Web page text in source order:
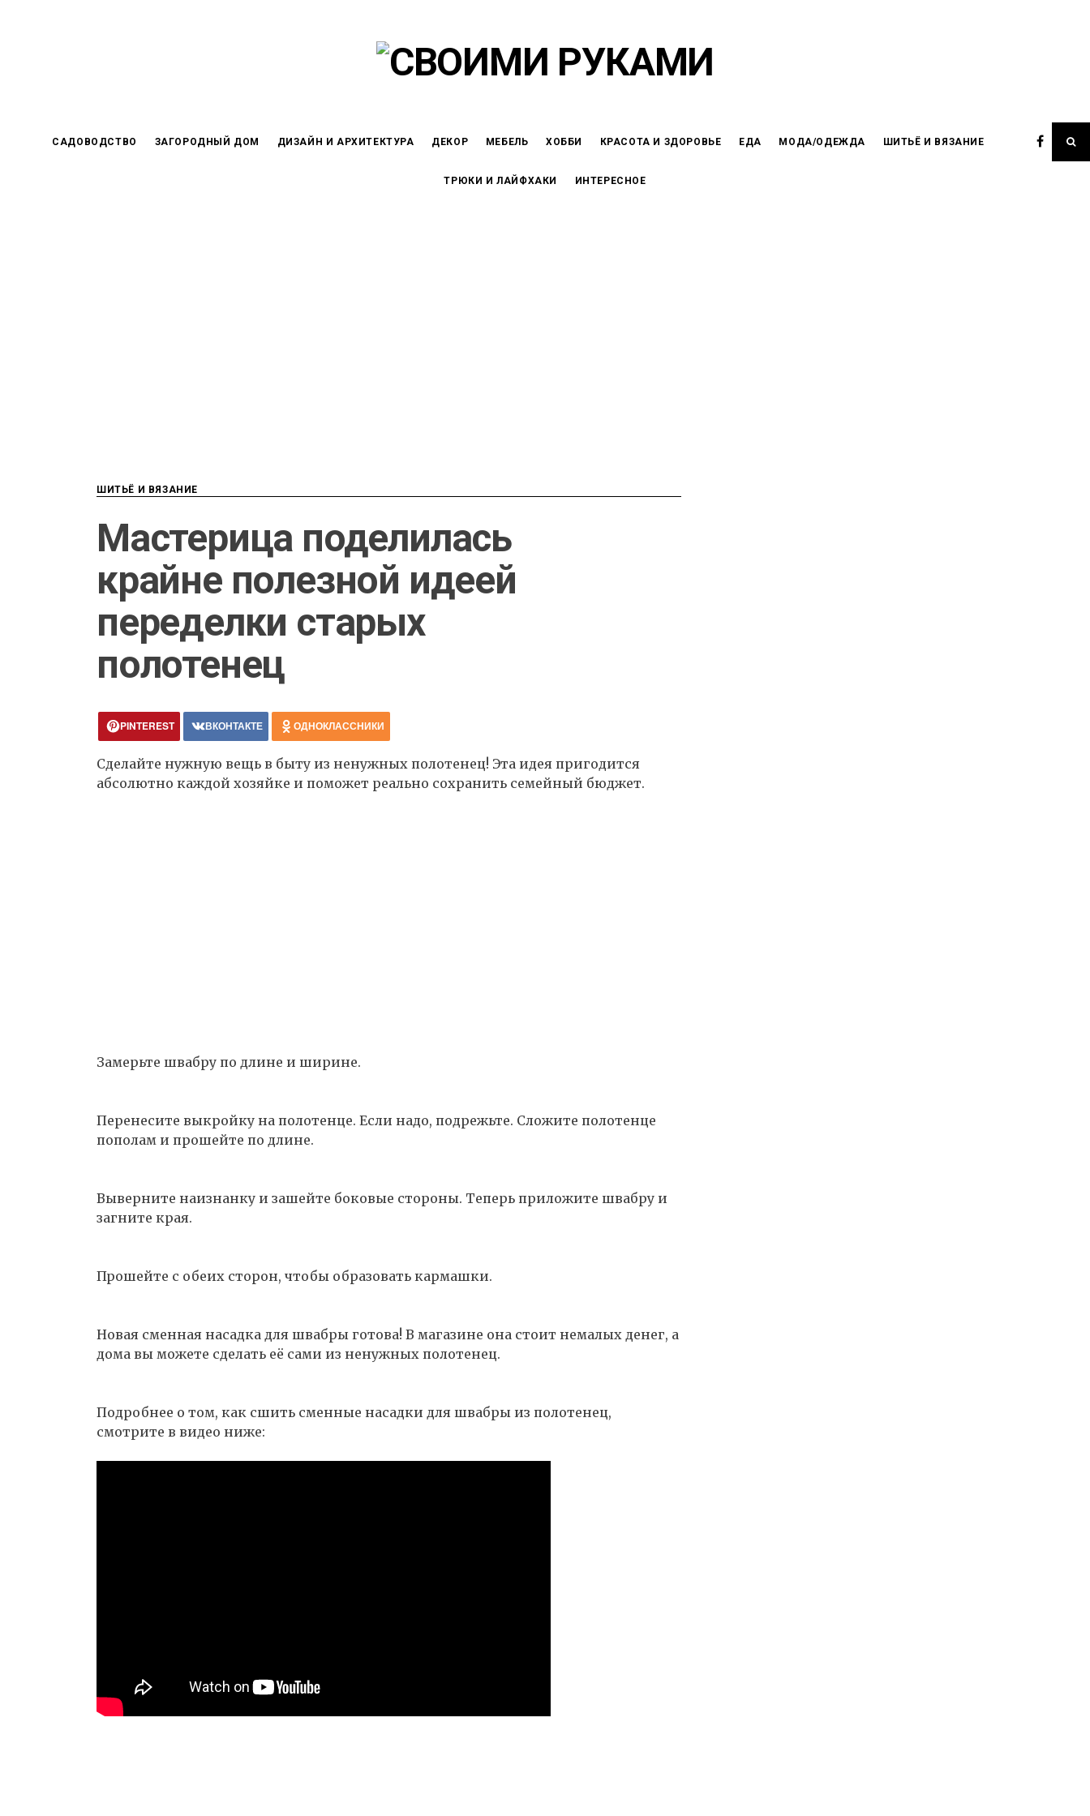
САДОВОДСТВО ЗАГОРОДНЫЙ ДОМ ДИЗАЙН И АРХИТЕКТУРА ДЕКОР МЕБЕЛЬ ХОББИ КРАСОТА И ЗДОРОВЬЕ ЕДА МОДА/ОДЕЖДА ШИТЬЁ И ВЯЗАНИЕ
ТРЮКИ И ЛАЙФХАКИ ИНТЕРЕСНОЕ
ШИТЬЁ И ВЯЗАНИЕ
Мастерица поделилась
крайне полезной идеей
переделки старых
полотенец
PINTEREST ВКОНТАКТЕ ОДНОКЛАССНИКИ
Сделайте нужную вещь в быту из ненужных полотенец! Эта идея пригодится
абсолютно каждой хозяйке и поможет реально сохранить семейный бюджет.
Замерьте швабру по длине и ширине.
Перенесите выкройку на полотенце. Если надо, подрежьте. Сложите полотенце
пополам и прошейте по длине.
Выверните наизнанку и зашейте боковые стороны. Теперь приложите швабру и
загните края.
Прошейте с обеих сторон, чтобы образовать кармашки.
Новая сменная насадка для швабры готова! В магазине она стоит немалых денег, а
дома вы можете сделать её сами из ненужных полотенец.
Подробнее о том, как сшить сменные насадки для швабры из полотенец,
смотрите в видео ниже: